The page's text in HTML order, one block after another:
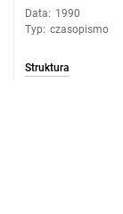
Data: 1990
Typ: czasopismo
Struktura